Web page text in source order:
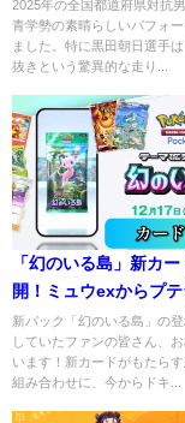
2025年の全国都道府県対抗男
青学勢の素晴らしいパフォー
ました。特に黒田朝日選手
抜きという驚異的な走り...
「幻のいる島」新カ
開！ミュウexからプ
徹底レビュー
新パック「幻のいる島」の
していたファンの皆さん、
います！新カードがもたら
組み合わせに、今からドキ...